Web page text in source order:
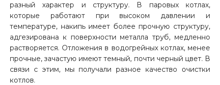
разный характер и структуру. В паровых котлах,
которые работают при высоком давлении и
температуре, накипь имеет более прочную структуру,
адгезирована к поверхности металла труб, медленно
растворяется. Отложения в водогрейных котлах, менее
прочные, зачастую имеют темный, почти черный цвет. В
связи с этим, мы получали разное качество очистки
котлов.